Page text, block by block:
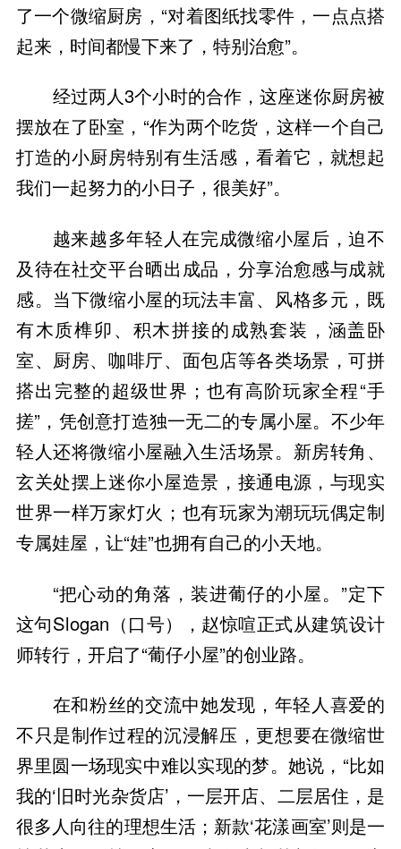
了一个微缩厨房，“对着图纸找零件，一点点搭
起来，时间都慢下来了，特别治愈”。
经过两人3个小时的合作，这座迷你厨房被
摆放在了卧室，“作为两个吃货，这样一个自己
打造的小厨房特别有生活感，看着它，就想起
我们一起努力的小日子，很美好”。
越来越多年轻人在完成微缩小屋后，迫不
及待在社交平台晒出成品，分享治愈感与成就
感。当下微缩小屋的玩法丰富、风格多元，既
有木质榫卯、积木拼接的成熟套装，涵盖卧
室、厨房、咖啡厅、面包店等各类场景，可拼
搭出完整的超级世界；也有高阶玩家全程“手
搓”，凭创意打造独一无二的专属小屋。不少年
轻人还将微缩小屋融入生活场景。新房转角、
玄关处摆上迷你小屋造景，接通电源，与现实
世界一样万家灯火；也有玩家为潮玩玩偶定制
专属娃屋，让“娃”也拥有自己的小天地。
“把心动的角落，装进葡仔的小屋。”定下
这句Slogan（口号），赵惊喧正式从建筑设计
师转行，开启了“葡仔小屋”的创业路。
在和粉丝的交流中她发现，年轻人喜爱的
不只是制作过程的沉浸解压，更想要在微缩世
界里圆一场现实中难以实现的梦。她说，“比如
我的‘旧时光杂货店’，一层开店、二层居住，是
很多人向往的理想生活；新款‘花漾画室’则是一